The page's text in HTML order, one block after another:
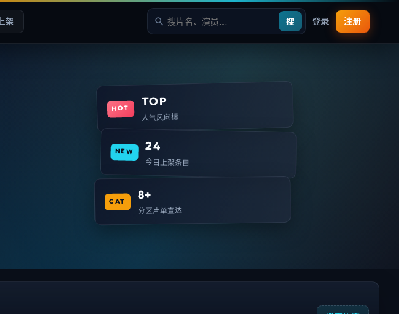
架 搜 登录 注册
HOT TOP
人气风向标
NEW 24
今日上架条目
CAT 8+
分区片单直达